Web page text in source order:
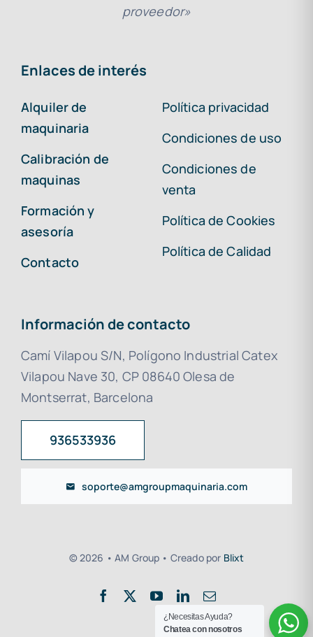
proveedor»
Enlaces de interés
Alquiler de
maquinaria
Calibración de
maquinas
Formación y
asesoría
Contacto
Política privacidad
Condiciones de uso
Condiciones de
venta
Política de Cookies
Política de Calidad
Información de contacto
Camí Vilapou S/N, Polígono Industrial Catex
Vilapou Nave 30, CP 08640 Olesa de
Montserrat, Barcelona
936533936
soporte@amgroupmaquinaria.com
© 2026 • AM Group • Creado por Blixt
¿Necesitas Ayuda?
Chatea con nosotros